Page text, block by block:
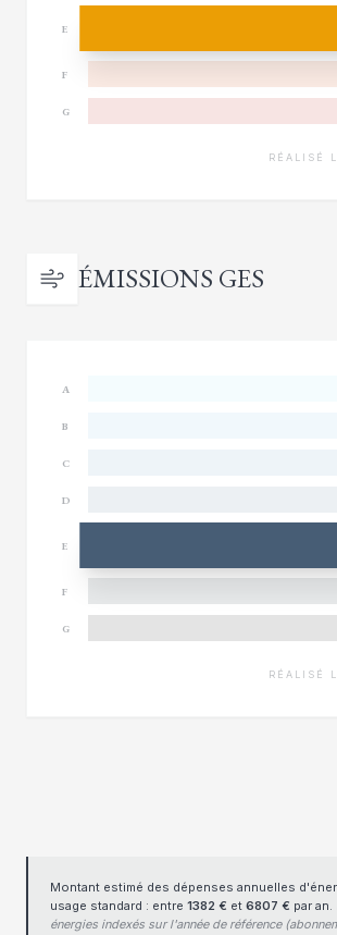
E
F
G
RÉALISÉ
ÉMISSIONS GES
A
B
C
D
E
F
G
RÉALISÉ
Montant estimé des dépenses annuelles
usage standard : entre 1382 € et 6807 € par an.
énergies indexés sur l'année de référence